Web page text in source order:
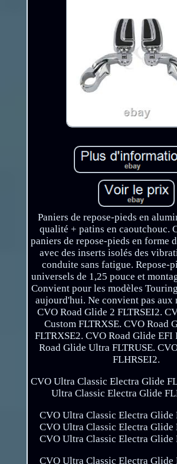
Paniers de repose-pieds en
qualité + patins en caoutchouc.
paniers de repose-pieds en forme
avec des inserts isolés des
conduite sans fatigue. Repose-
universels de 1,25 pouce et
Convient pour les modèles
aujourd'hui. Ne convient pas aux
CVO Road Glide 2 FLTRSEI2.
Custom FLTRXSE. CVO Road
FLTRXSE2. CVO Road Glide EFI
Road Glide Ultra FLTRUSE.
FLHRSEI2.
CVO Ultra Classic Electra Glide
Ultra Classic Electra Glide
CVO Ultra Classic Electra Glide
CVO Ultra Classic Electra Glide
CVO Ultra Classic Electra Glide
CVO Ultra Classic Electra Glide